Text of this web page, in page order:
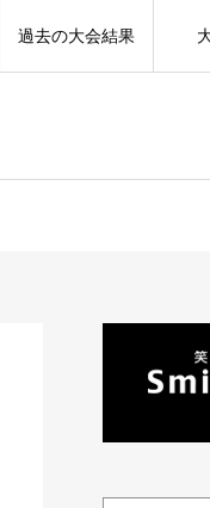
過去の大会結果